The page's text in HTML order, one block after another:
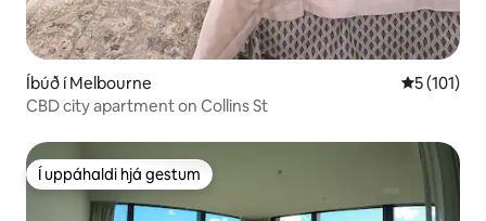
Íbúð í Melbourne 5 af 5 í
5 (101)
CBD city apartment on Collins St
Í uppáhaldi hjá gestum
Í uppáhaldi hjá gestum